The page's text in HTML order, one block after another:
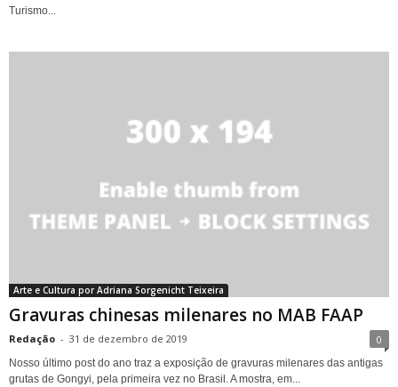
Turismo...
Arte e Cultura por Adriana Sorgenicht Teixeira
Gravuras chinesas milenares no MAB FAAP
Redação - 31 de dezembro de 2019 0
Nosso último post do ano traz a exposição de gravuras milenares das antigas
grutas de Gongyi, pela primeira vez no Brasil. A mostra, em...